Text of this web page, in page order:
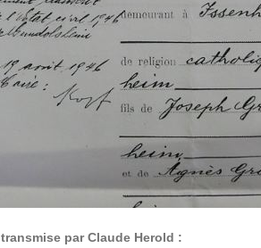
trans­mise par Claude Herold :